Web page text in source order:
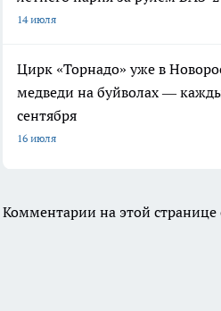
14 июля
Цирк «Торнадо» уже в
медведи на буйволах —
сентября
16 июля
Комментарии на этой